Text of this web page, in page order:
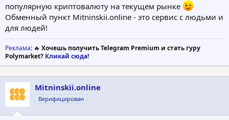
популярную криптовалюту на текущем рынке
Обменный пункт Mitninskii.online - это сервис с людьми и
для людей!
Реклама: 🔥 Хочешь получить Telegram Premium и стать гуру
Polymarket? Кликай сюда!
Mitninskii.online
Верифицирован